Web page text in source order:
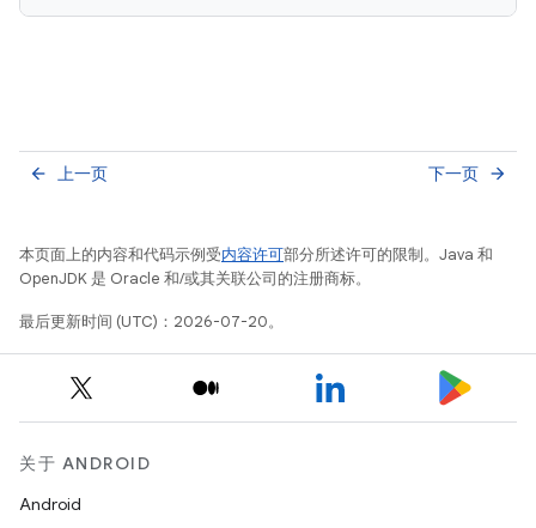
上一页
arrow_back 下一页 arrow_forward
本页面上的内容和代码示例受内容许可部分所述许可的限制。Java 和
OpenJDK 是 Oracle 和/或其关联公司的注册商标。
最后更新时间 (UTC)：2026-07-20。
关于 ANDROID
Android